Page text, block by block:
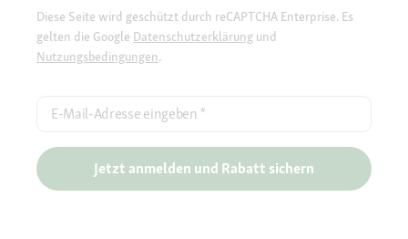
Diese Seite wird geschützt durch reCAPTCHA Enterprise. Es
gelten die Google Datenschutzerklärung und
Nutzungsbedingungen.
E-Mail-Adresse eingeben *
Jetzt anmelden und Rabatt sichern